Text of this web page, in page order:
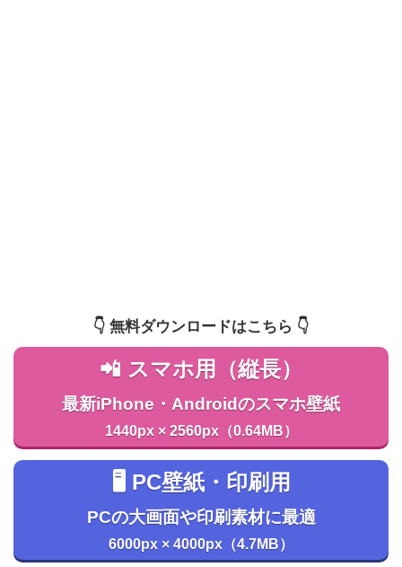
👇️ 無料ダウンロードはこちら 👇️
📲 スマホ用（縦長）
最新iPhone・Androidのスマホ壁紙
1440px × 2560px（0.64MB）
🖥️ PC壁紙・印刷用
PCの大画面や印刷素材に最適
6000px × 4000px（4.7MB）